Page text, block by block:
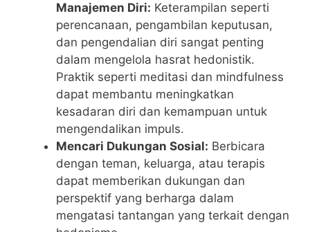
Manajemen Diri: Keterampilan seperti
perencanaan, pengambilan keputusan,
dan pengendalian diri sangat penting
dalam mengelola hasrat hedonistik.
Praktik seperti meditasi dan mindfulness
dapat membantu meningkatkan
kesadaran diri dan kemampuan untuk
mengendalikan impuls.
Mencari Dukungan Sosial: Berbicara
dengan teman, keluarga, atau terapis
dapat memberikan dukungan dan
perspektif yang berharga dalam
mengatasi tantangan yang terkait dengan